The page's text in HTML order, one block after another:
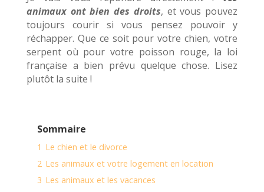
animaux ont bien des droits, et vous pouvez
toujours courir si vous pensez pouvoir y
réchapper. Que ce soit pour votre chien, votre
serpent où pour votre poisson rouge, la loi
française a bien prévu quelque chose. Lisez
plutôt la suite !
Sommaire
1 Le chien et le divorce
2 Les animaux et votre logement en location
3 Les animaux et les vacances